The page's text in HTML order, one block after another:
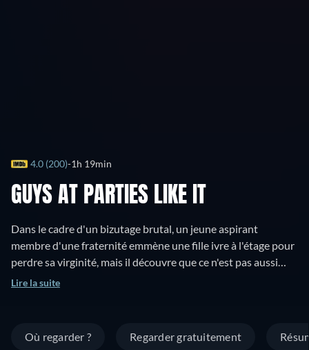
4.0 (200) 1h 19min
GUYS AT PARTIES LIKE IT
Dans le cadre d'un bizutage brutal, un jeune aspirant
membre d'une fraternité emmène une fille ivre à l'étage pour
perdre sa virginité, mais il découvre que ce n'est pas aussi
simple qu'il le pensait.
Lire la suite
Où regarder ? Regarder gratuitement